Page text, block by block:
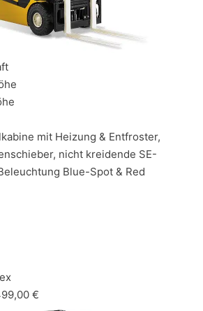
mit Heizung & Entfroster,
nicht kreidende SE-
Blue-Spot & Red
€